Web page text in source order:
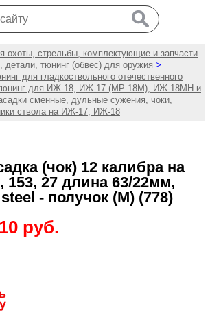
охоты, стрельбы, комплектующие и запчасти
детали, тюнинг (обвес) для оружия >
для гладкоствольного отечественного
для ИЖ-18, ИЖ-17 (MP-18M), ИЖ-18МН и
сменные, дульные сужения, чоки,
ствола на ИЖ-17, ИЖ-18
(чок) 12 калибра на
27 длина 63/22мм,
- получок (M) (778)
руб.